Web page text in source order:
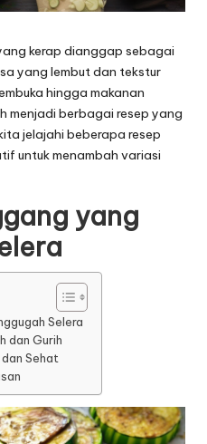
kerap dianggap sebagai
yang lembut dan tekstur
hingga makanan
menjadi berbagai resep yang
jelajahi beberapa resep
untuk menambah variasi
yang
Selera
dan Gurih
Sehat